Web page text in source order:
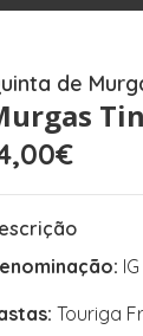
de
Touriga